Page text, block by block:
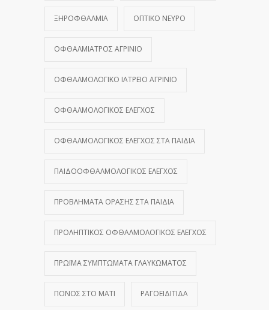
ΞΗΡΟΦΘΑΛΜΊΑ ΟΠΤΙΚΌ ΝΕΎΡΟ
ΟΦΘΑΛΜΊΑΤΡΟΣ ΑΓΡΊΝΙΟ
ΟΦΘΑΛΜΟΛΟΓΙΚΌ ΙΑΤΡΕΊΟ ΑΓΡΊΝΙΟ
ΟΦΘΑΛΜΟΛΟΓΙΚΌΣ ΈΛΕΓΧΟΣ
ΟΦΘΑΛΜΟΛΟΓΙΚΌΣ ΈΛΕΓΧΟΣ ΣΤΑ ΠΑΙΔΙΆ
ΠΑΙΔΟΟΦΘΑΛΜΟΛΟΓΙΚΌΣ ΈΛΕΓΧΟΣ
ΠΡΟΒΛΉΜΑΤΑ ΌΡΑΣΗΣ ΣΤΑ ΠΑΙΔΙΆ
ΠΡΟΛΗΠΤΙΚΌΣ ΟΦΘΑΛΜΟΛΟΓΙΚΌΣ ΈΛΕΓΧΟΣ
ΠΡΏΙΜΑ ΣΥΜΠΤΏΜΑΤΑ ΓΛΑΥΚΏΜΑΤΟΣ
ΠΌΝΟΣ ΣΤΟ ΜΆΤΙ ΡΑΓΟΕΙΔΊΤΙΔΑ